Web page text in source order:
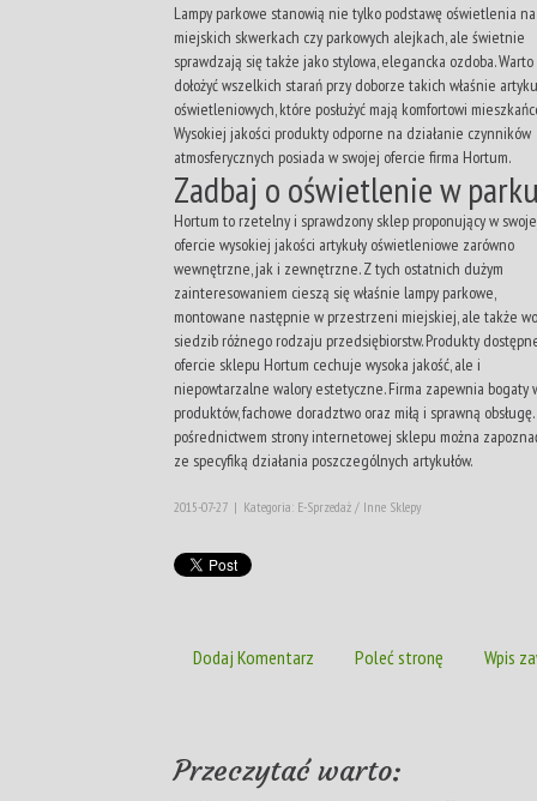
Lampy parkowe stanowią nie tylko podstawę oświetlenia na
miejskich skwerkach czy parkowych alejkach, ale świetnie
sprawdzają się także jako stylowa, elegancka ozdoba. Warto
dołożyć wszelkich starań przy doborze takich właśnie
oświetleniowych, które posłużyć mają komfortowi
Wysokiej jakości produkty odporne na działanie czynników
atmosferycznych posiada w swojej ofercie firma Hortum.
Zadbaj o oświetlenie w
Hortum to rzetelny i sprawdzony sklep proponujący w
ofercie wysokiej jakości artykuły oświetleniowe zarówno
wewnętrzne, jak i zewnętrzne. Z tych ostatnich dużym
zainteresowaniem cieszą się właśnie lampy parkowe,
montowane następnie w przestrzeni miejskiej, ale także
siedzib różnego rodzaju przedsiębiorstw. Produkty
ofercie sklepu Hortum cechuje wysoka jakość, ale i
niepowtarzalne walory estetyczne. Firma zapewnia bogaty
produktów, fachowe doradztwo oraz miłą i sprawną
pośrednictwem strony internetowej sklepu można
ze specyfiką działania poszczególnych artykułów.
2015-07-27 | Kategoria: E-Sprzedaż / Inne Sklepy
Dodaj Komentarz Poleć stronę Wpis
Przeczytać warto: